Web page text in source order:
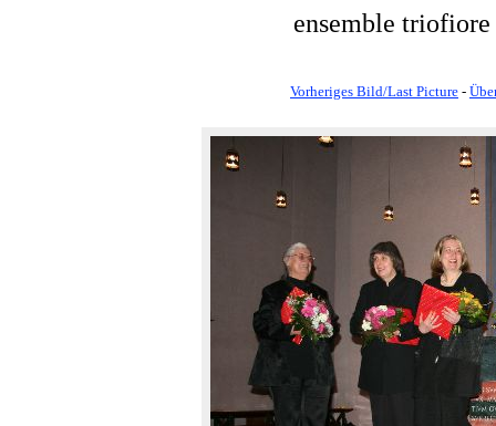
ensemble
Vorheriges Bild/Last Picture -